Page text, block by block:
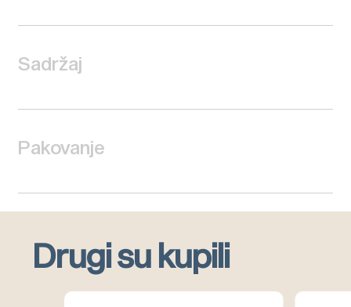
Sadržaj
Pakovanje
Drugi su kupili